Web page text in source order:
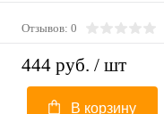
Отзывов: 0
444 руб. / шт
В корзину